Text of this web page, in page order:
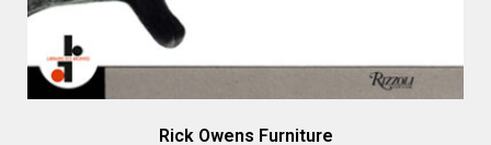
Rick Owens Furniture